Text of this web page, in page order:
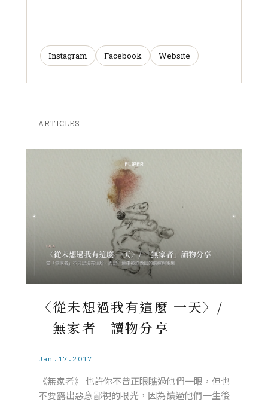
Instagram Facebook Website
ARTICLES
〈從未想過我有這麼 一天〉/
「無家者」讀物分享
Jan.17.2017
《無家者》 也許你不曾正眼瞧過他們一眼，但也
不要露出惡意鄙視的眼光，因為讀過他們一生後